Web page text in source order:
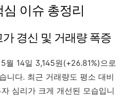
이슈 총정리
경신 및 거래량 폭증
월 14일 3,145원(+26.81%)으로
니다. 최근 거래량도 평소 대비
심리가 크게 개선된 모습입니